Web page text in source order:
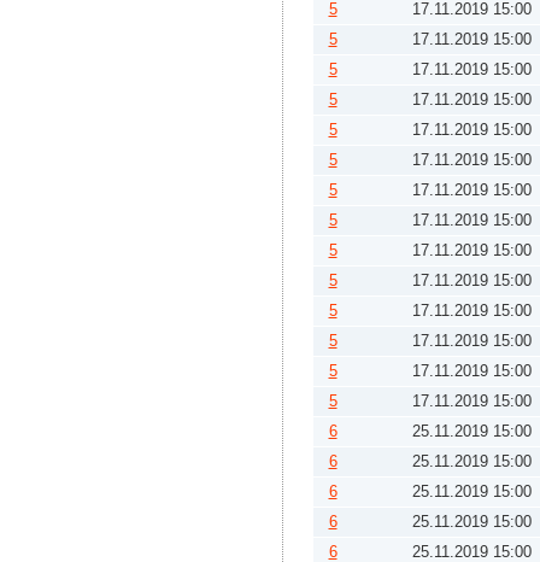
5
17.11.2019 15:00
5
17.11.2019 15:00
5
17.11.2019 15:00
5
17.11.2019 15:00
5
17.11.2019 15:00
5
17.11.2019 15:00
5
17.11.2019 15:00
5
17.11.2019 15:00
5
17.11.2019 15:00
5
17.11.2019 15:00
5
17.11.2019 15:00
5
17.11.2019 15:00
5
17.11.2019 15:00
5
17.11.2019 15:00
6
25.11.2019 15:00
6
25.11.2019 15:00
6
25.11.2019 15:00
6
25.11.2019 15:00
6
25.11.2019 15:00